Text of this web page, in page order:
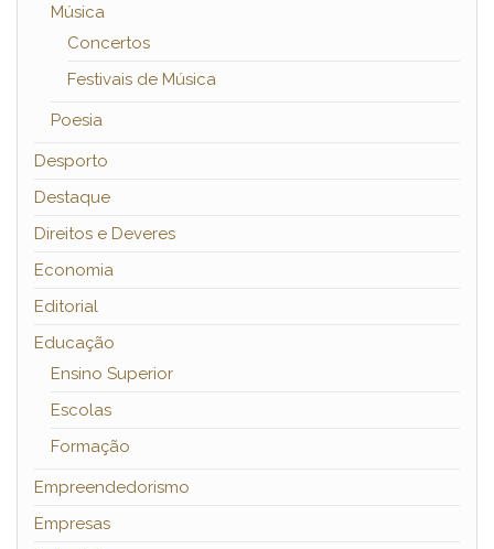
Música
Concertos
Festivais de Música
Poesia
Desporto
Destaque
Direitos e Deveres
Economia
Editorial
Educação
Ensino Superior
Escolas
Formação
Empreendedorismo
Empresas